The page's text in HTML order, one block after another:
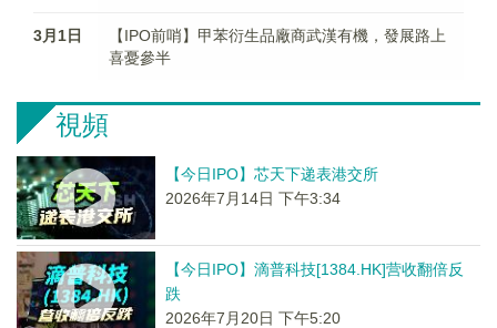
3月1日
【IPO前哨】甲苯衍生品廠商武漢有機，發展路上
喜憂參半
視頻
【今日IPO】芯天下递表港交所
2026年7月14日 下午3:34
【今日IPO】滴普科技[1384.HK]营收翻倍反
跌
2026年7月20日 下午5:20